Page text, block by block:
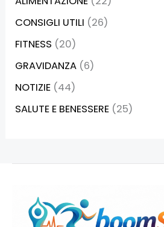
CONSIGLI UTILI (26)
FITNESS (20)
GRAVIDANZA (6)
NOTIZIE (44)
SALUTE E BENESSERE (25)